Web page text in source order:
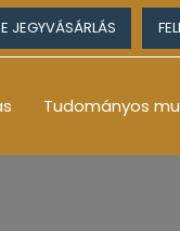
JEGYVÁSÁRLÁS
Tudományos